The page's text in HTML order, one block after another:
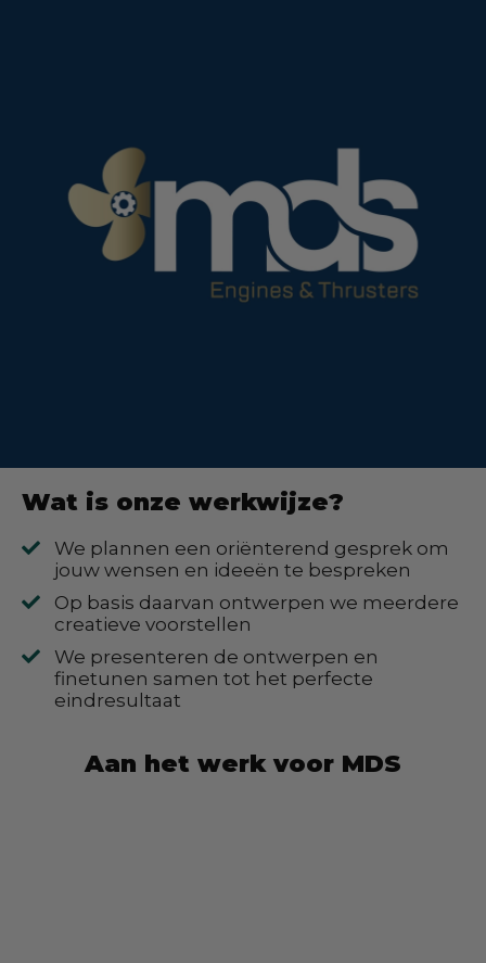
Wat is onze werkwijze?
We plannen een oriënterend gesprek om
jouw wensen en ideeën te bespreken
Op basis daarvan ontwerpen we meerdere
creatieve voorstellen
We presenteren de ontwerpen en
finetunen samen tot het perfecte
eindresultaat
Aan het werk voor MDS